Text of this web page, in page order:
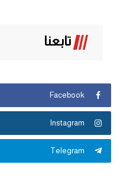
تابعنا
Facebook
Instagram
Telegram